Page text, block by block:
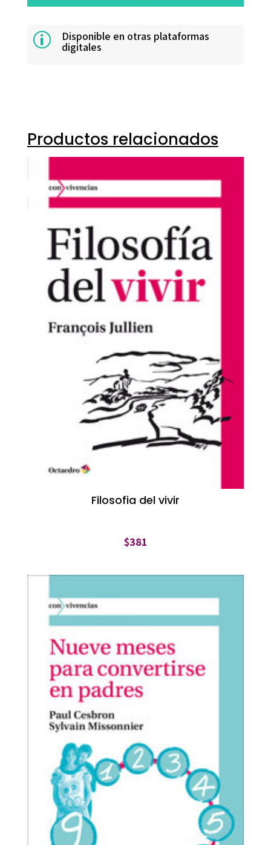
p Disponible en otras plataformas
digitales
Productos relacionados
Filosofia del vivir
$381